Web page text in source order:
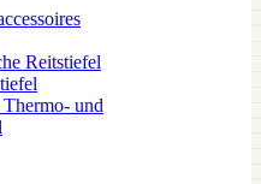
Reitstiefel
und